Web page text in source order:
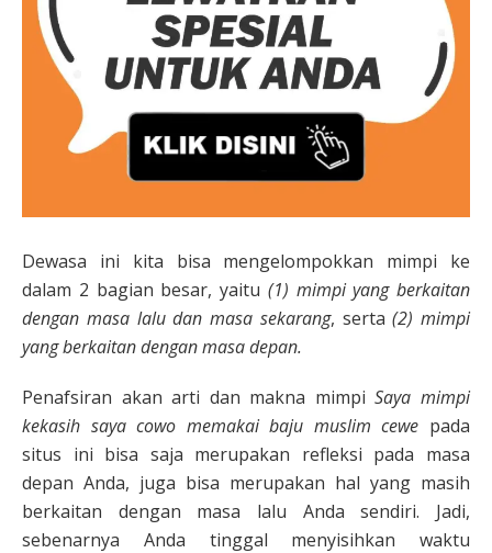
Dewasa ini kita bisa mengelompokkan mimpi ke
dalam 2 bagian besar, yaitu (1) mimpi yang berkaitan
dengan masa lalu dan masa sekarang, serta(2) mimpi
yang berkaitan dengan masa depan.
Penafsiran akan arti dan makna mimpiSaya mimpi
kekasih saya cowo memakai baju muslim cewe pada
situs ini bisa saja merupakan refleksi pada masa
depan Anda, juga bisa merupakan hal yang masih
berkaitan dengan masa lalu Anda sendiri. Jadi,
sebenarnya Anda tinggal menyisihkan waktu